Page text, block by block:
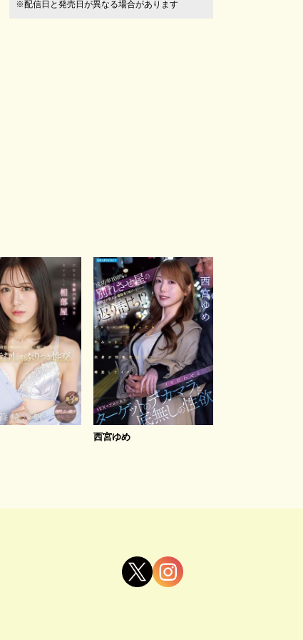
※配信日と発売日が異なる場合があります
西宮ゆめ